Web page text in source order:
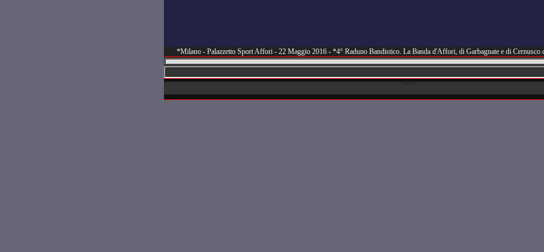
*Milano - Palazzetto Sport Affori - 22 Maggio 2016 - *4° Raduno Bandistico. La Banda d'Affori, di Garbagnate e di